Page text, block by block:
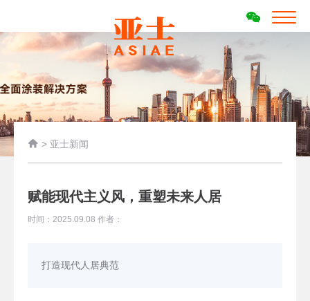
 > 亚士新闻
赋能现代主义风，重塑未来人居
时间：2025.09.08 作者：
打造现代人居典范